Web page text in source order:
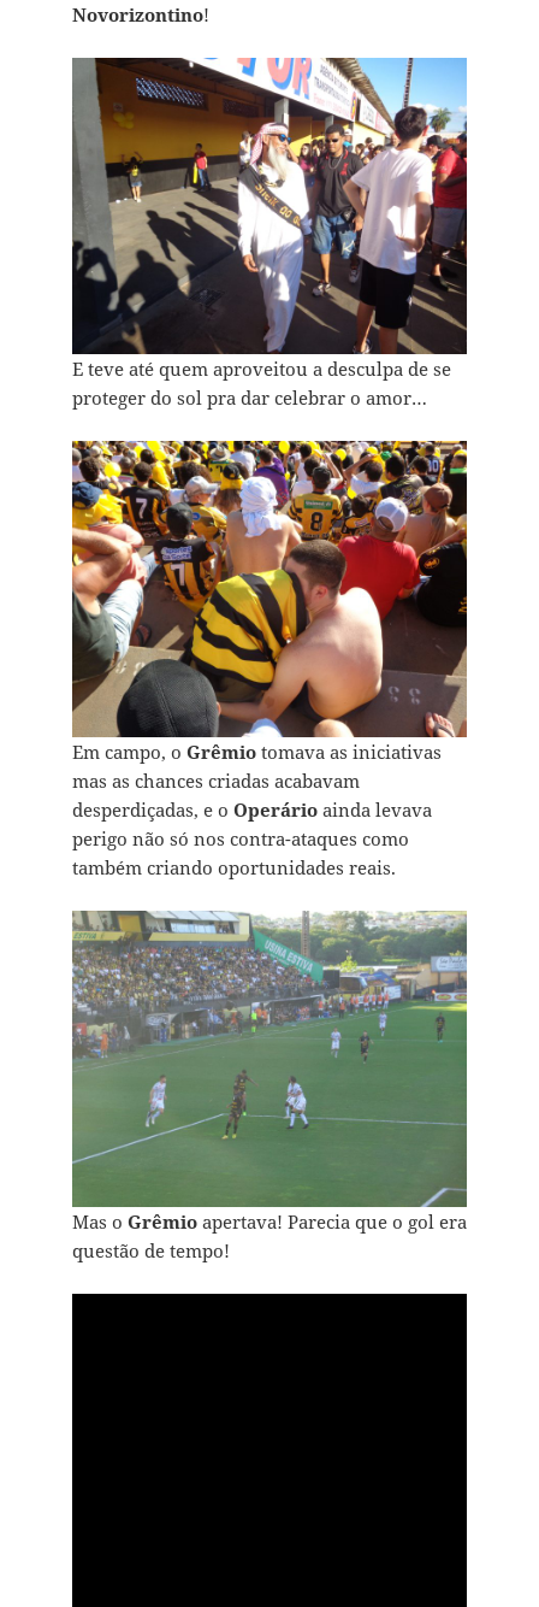
Novorizontino!
E teve até quem aproveitou a desculpa de se
proteger do sol pra dar celebrar o amor…
Em campo, o Grêmiotomava as iniciativas
mas as chances criadas acabavam
desperdiçadas, e o Operário ainda levava
perigo não só nos contra-ataques como
também criando oportunidades reais.
Mas o Grêmioapertava! Parecia que o gol era
questão de tempo!